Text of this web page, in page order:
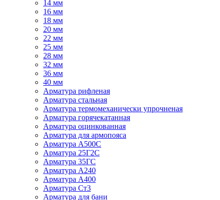
14 мм
16 мм
18 мм
20 мм
22 мм
25 мм
28 мм
32 мм
36 мм
40 мм
Арматура рифленая
Арматура стальная
Арматура термомеханически упрочненая
Арматура горячекатанная
Арматура оцинкованная
Арматура для армопояса
Арматура A500С
Арматура 25Г2С
Арматура 35ГС
Арматура А240
Арматура А400
Арматура Ст3
Арматура для бани